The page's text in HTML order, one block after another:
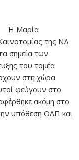
Η Μαρία
της ΝΔ
σημεία των
του τομέα
στη χώρα
φεύγουν στο
ακόμη στο
υπόθεση ΟΛΠ και